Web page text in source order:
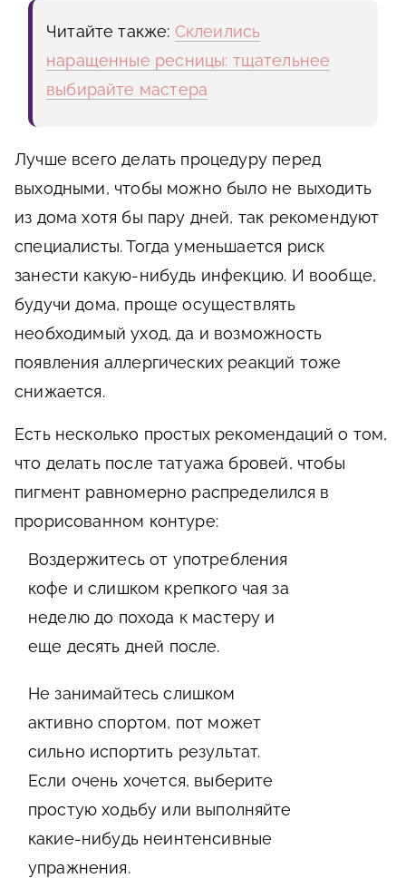
Читайте также: Склеились
наращенные ресницы: тщательнее
выбирайте мастера
Лучше всего делать процедуру перед
выходными, чтобы можно было не выходить
из дома хотя бы пару дней, так рекомендуют
специалисты. Тогда уменьшается риск
занести какую-нибудь инфекцию. И вообще,
будучи дома, проще осуществлять
необходимый уход, да и возможность
появления аллергических реакций тоже
снижается.
Есть несколько простых рекомендаций о том,
что делать после татуажа бровей, чтобы
пигмент равномерно распределился в
прорисованном контуре:
Воздержитесь от употребления
кофе и слишком крепкого чая за
неделю до похода к мастеру и
еще десять дней после.
Не занимайтесь слишком
активно спортом, пот может
сильно испортить результат.
Если очень хочется, выберите
простую ходьбу или выполняйте
какие-нибудь неинтенсивные
упражнения.